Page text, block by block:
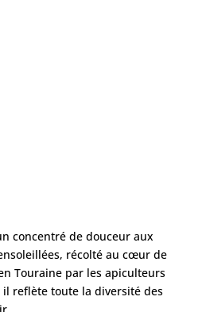
concentré de douceur aux
récolté au cœur de
Touraine par les apiculteurs
il reflète toute la diversité des